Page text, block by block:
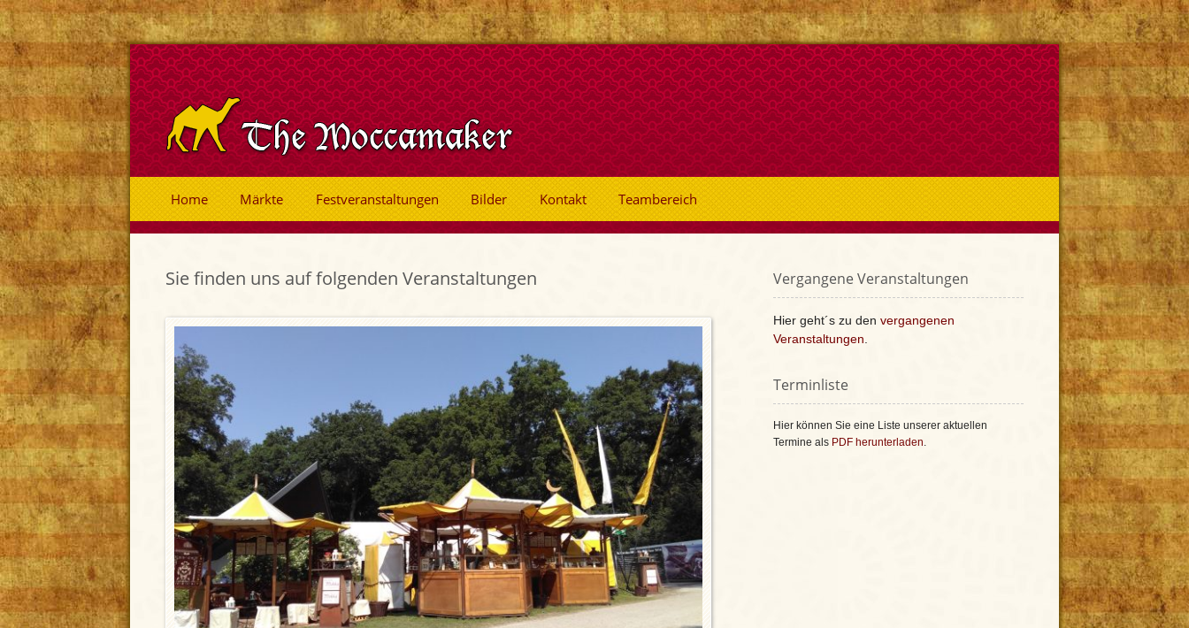
Home Märkte Festveranstaltungen Bilder Kontakt Teambereich
Sie finden uns auf folgenden Veranstaltungen Vergangene Veranstaltungen
Hier geht´s zu den vergangenen
Veranstaltungen
Terminliste
Hier können Sie eine Liste unserer aktuellen
Termine als PDF herunterladen.